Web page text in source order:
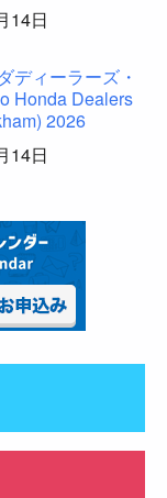
14日
ディーラーズ・
Honda Dealers
2026
14日